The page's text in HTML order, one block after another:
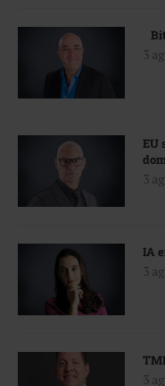
3
EU
3
IA
3
3